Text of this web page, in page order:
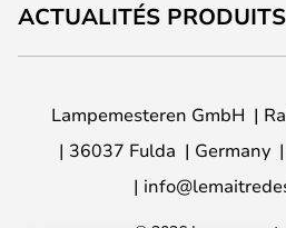
ACTUALITÉS PRODUITS
Lampemesteren GmbH
36037 Fulda
Germany